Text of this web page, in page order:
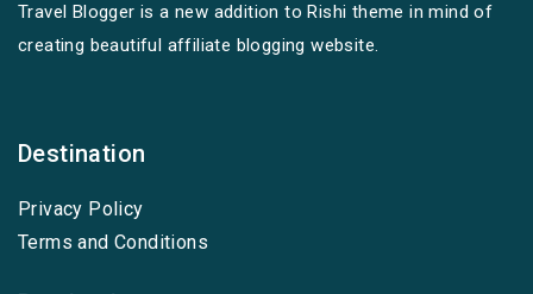
Travel Blogger is a new addition to Rishi theme in mind of
creating beautiful affiliate blogging website.
Destination
Privacy Policy
Terms and Conditions